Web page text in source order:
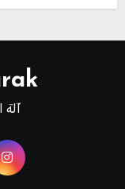
آلة